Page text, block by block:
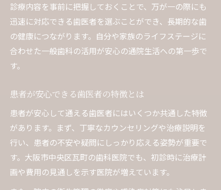
診療内容を事前に把握しておくことで、万が一の際にも
迅速に対応できる歯医者を選ぶことができ、長期的な歯
の健康につながります。自分や家族のライフステージに
合わせた一般歯科の活用が安心の通院生活への第一歩で
す。
患者が安心できる歯医者の特徴とは
患者が安心して通える歯医者にはいくつか共通した特徴
があります。まず、丁寧なカウンセリングや治療説明を
行い、患者の不安や疑問にしっかり応える姿勢が重要で
す。大阪市中央区瓦町の歯科医院でも、初診時に治療計
画や費用の見通しを示す医院が増えています。